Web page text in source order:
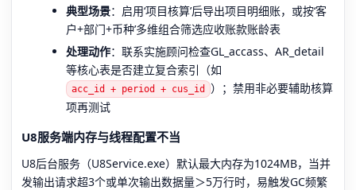
典型场景：启用‘项目核算’后导出项目明细账，或按‘客
户+部门+币种’多维组合筛选应收账款账龄表
处理动作：联系实施顾问检查GL_accass、AR_detail
等核心表是否建立复合索引（如
acc_id + period + cus_id
）；禁用非必要辅助核算
项再测试
U8服务端内存与线程配置不当
U8后台服务（U8Service.exe）默认最大内存为1024MB，当并
发输出请求超3个或单次输出数据量＞5万行时，易触发GC频繁